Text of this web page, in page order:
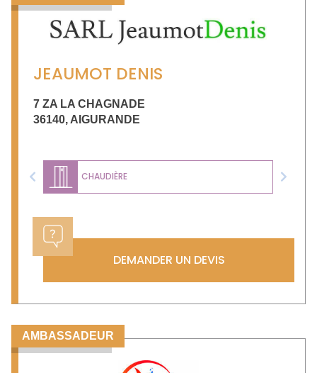
JEAUMOT DENIS
7 ZA LA CHAGNADE
36140, AIGURANDE
CHAUDIÈRE
Previous Next
DEMANDER UN DEVIS
AMBASSADEUR